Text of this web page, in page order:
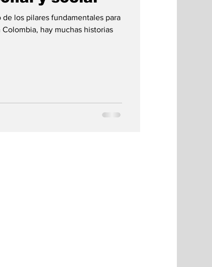
los pilares fundamentales para
hay muchas historias